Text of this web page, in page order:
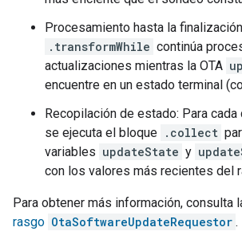
Procesamiento hasta la
.transformWhile continúa
actualizaciones mientras la OTA
encuentre en un estado terminal
Recopilación de estado: Para
se ejecuta el bloque .collect
variables updateState y
con los valores más recientes del
Para obtener más información, consulta
rasgo OtaSoftwareUpdateRequestor .